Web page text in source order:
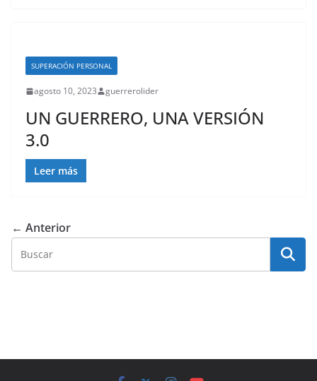
SUPERACIÓN PERSONAL
agosto 10, 2023 guerrerolider
UN GUERRERO, UNA VERSIÓN
3.0
Leer más
← Anterior